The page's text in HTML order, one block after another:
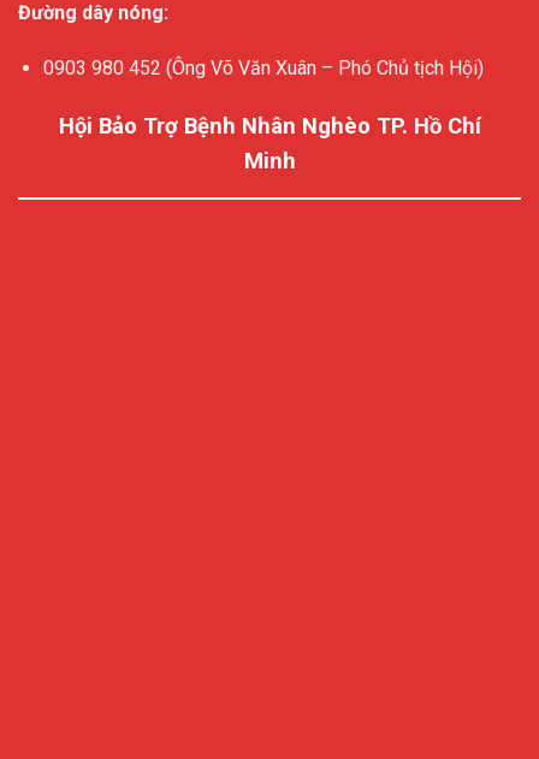
Đường dây nóng:
0903 980 452 (Ông Võ Văn Xuân – Phó Chủ tịch Hội)
Hội Bảo Trợ Bệnh Nhân Nghèo TP. Hồ Chí
Minh